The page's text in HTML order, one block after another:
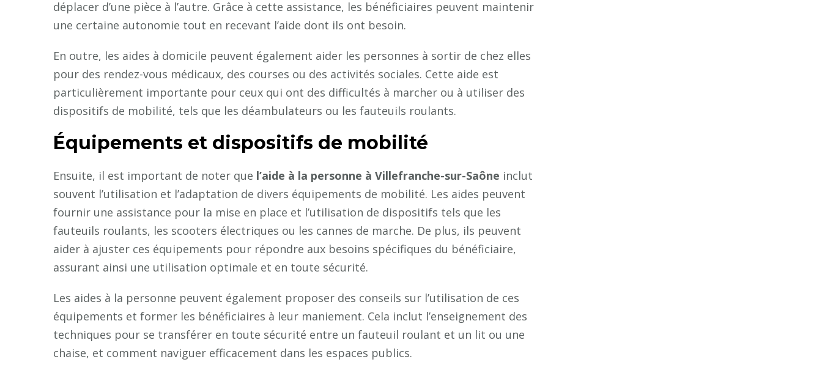
déplacer d’une pièce à l’autre. Grâce à cette assistance, les bénéficiaires peuvent maintenir
une certaine autonomie tout en recevant l’aide dont ils ont besoin.
En outre, les aides à domicile peuvent également aider les personnes à sortir de chez elles
pour des rendez-vous médicaux, des courses ou des activités sociales. Cette aide est
particulièrement importante pour ceux qui ont des difficultés à marcher ou à utiliser des
dispositifs de mobilité, tels que les déambulateurs ou les fauteuils roulants.
Équipements et dispositifs de mobilité
Ensuite, il est important de noter que l’aide à la personne à Villefranche-sur-Saône inclut
souvent l’utilisation et l’adaptation de divers équipements de mobilité. Les aides peuvent
fournir une assistance pour la mise en place et l’utilisation de dispositifs tels que les
fauteuils roulants, les scooters électriques ou les cannes de marche. De plus, ils peuvent
aider à ajuster ces équipements pour répondre aux besoins spécifiques du bénéficiaire,
assurant ainsi une utilisation optimale et en toute sécurité.
Les aides à la personne peuvent également proposer des conseils sur l’utilisation de ces
équipements et former les bénéficiaires à leur maniement. Cela inclut l’enseignement des
techniques pour se transférer en toute sécurité entre un fauteuil roulant et un lit ou une
chaise, et comment naviguer efficacement dans les espaces publics.